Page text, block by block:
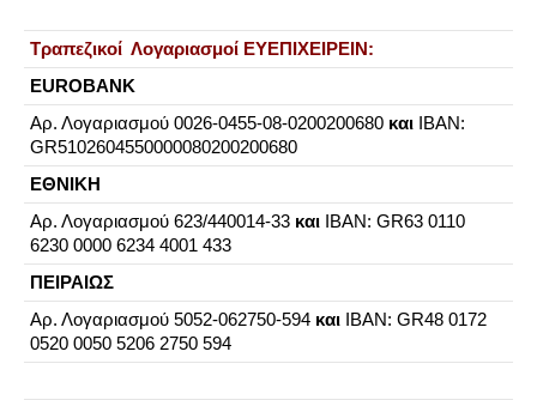
Τραπεζικοί Λογαριασμοί ΕΥΕΠΙΧΕΙΡΕΙΝ:
EUROBANK
Aρ. Λογαριασμού 0026-0455-08-0200200680 και IBAN:
GR5102604550000080200200680
ΕΘΝΙΚΗ
Aρ. Λογαριασμού 623/440014-33 και ΙΒΑΝ: GR63 0110
6230 0000 6234 4001 433
ΠΕΙΡΑΙΩΣ
Αρ. Λογαριασμού 5052-062750-594 και ΙΒΑΝ: GR48 0172
0520 0050 5206 2750 594